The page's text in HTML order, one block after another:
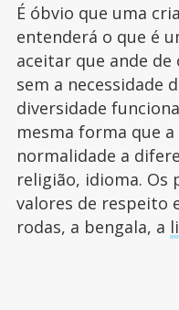
É óbvio que uma
entenderá o que é
aceitar que ande
sem a necessidade
diversidade
mesma forma que
normalidade a
religião, idioma. Os
valores de respeito
rodas, a bengala, a